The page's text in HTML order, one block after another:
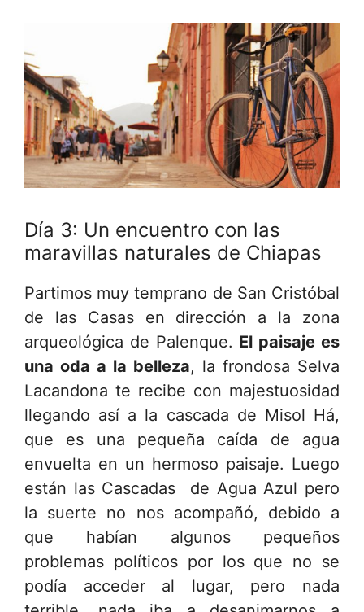
Día 3: Un encuentro con las
maravillas naturales de Chiapas
Partimos muy temprano de San Cristóbal
de las Casas en dirección a la zona
arqueológica de Palenque. El paisaje es
una oda a la belleza, la frondosa Selva
Lacandona te recibe con majestuosidad
llegando así a la cascada de Misol Há,
que es una pequeña caída de agua
envuelta en un hermoso paisaje. Luego
están las Cascadas de Agua Azul pero
la suerte no nos acompañó, debido a
que habían algunos pequeños
problemas políticos por los que no se
podía acceder al lugar, pero nada